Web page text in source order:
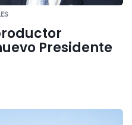
Presidente